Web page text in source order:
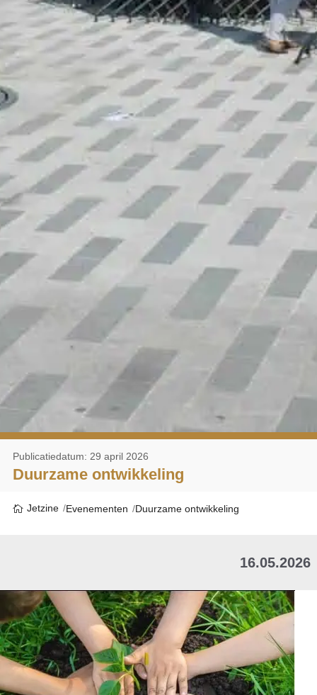
Duurzame ontwikkeling
Publicatiedatum: 29 april 2026
Jetzine Evenementen Duurzame ontwikkeling
16.05.2026